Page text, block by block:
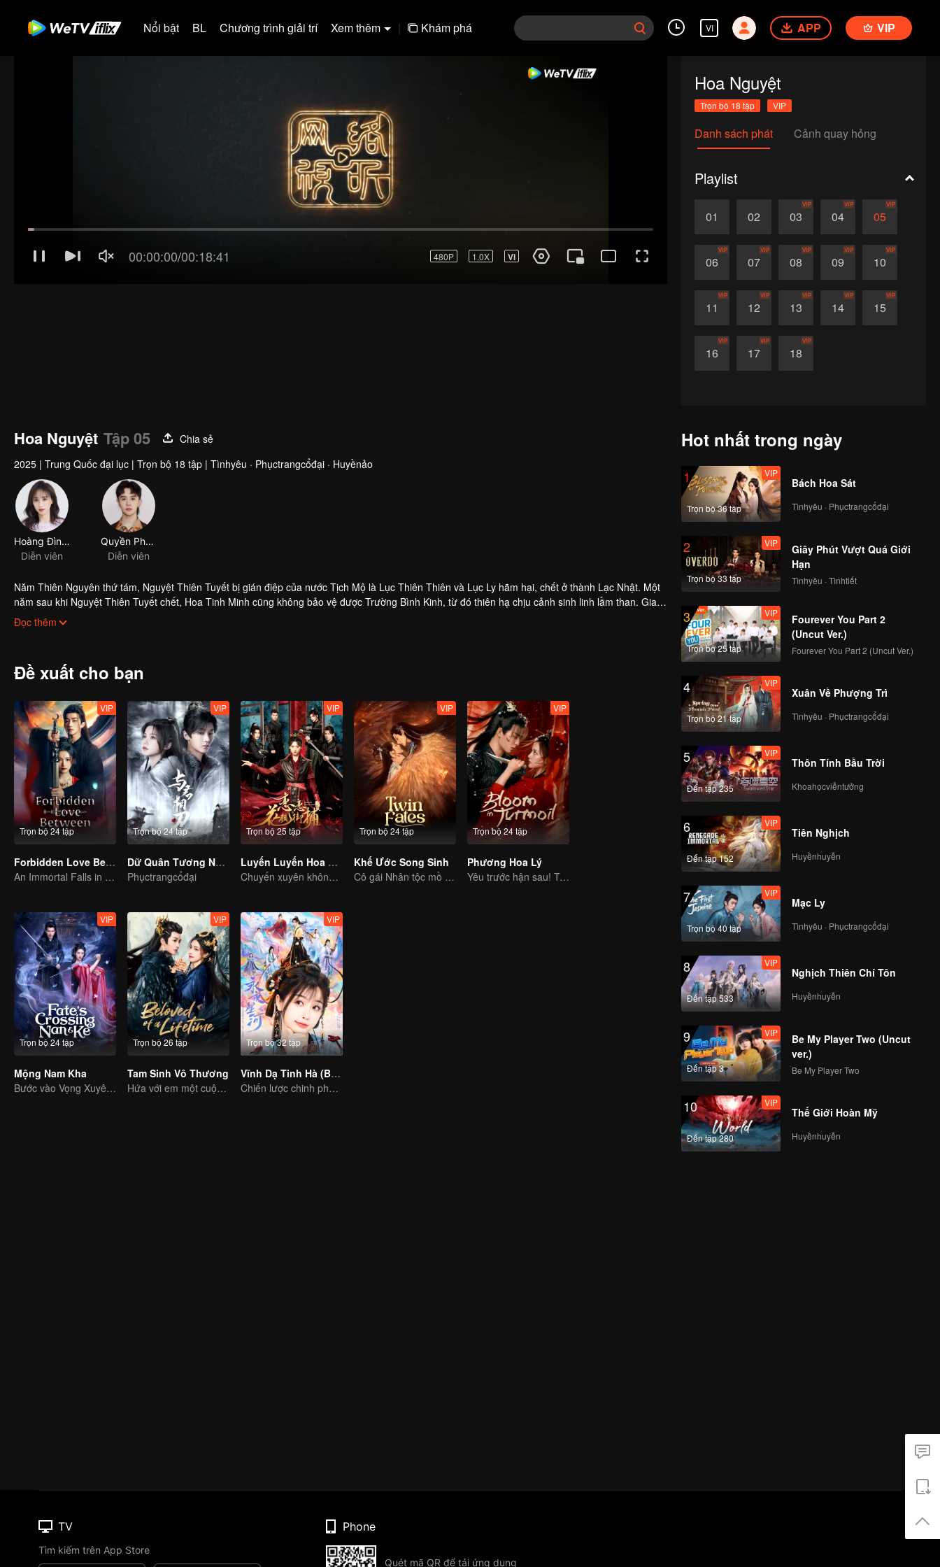
Nổi bật BL Chương trình giải trí Xem thêm | Khám phá VI APP VIP
Hoa Nguyệt
Trọn bộ 18 tập VIP
Danh sách phát Cảnh quay hỏng
Playlist
01 02 03
VIP
04
VIP
05
VIP
06
VIP
07
VIP
08
VIP
09
VIP
10
VIP
11
VIP
12
VIP
13
VIP
14
VIP
15
VIP
16
VIP
17
VIP
18
VIP
Hoa Nguyệt Tập 05
Chia sẻ
2025 | Trung Quốc đại lục | Trọn bộ 18 tập | Tìnhyêu · Phụctrangcổđại · Huyềnảo
Hoàng Đình Đình
Diễn viên
Quyền Phái Luân
Diễn viên
Năm Thiên Nguyên thứ tám, Nguyệt Thiên Tuyết bị gián điệp của nước Tịch Mộ là Lục Thiên Thiên và Lục Ly hãm hại, chết ở thành Lạc Nhật. Một
năm sau khi Nguyệt Thiên Tuyết chết, Hoa Tinh Minh cũng không bảo vệ được Trường Bình Kinh, từ đó thiên hạ chịu cảnh sinh linh lầm than. Gia
Cát Nhân Phong không đành lòng nhìn chúng sinh chịu kiếp nạn này nên đã dùng tuổi thọ của mình, lấy chuông Đông Hoàng làm vật kết nối đưa
hai người trở về năm Thiên Nguyên thứ sáu. Từ đó, vận mệnh cứu vớt chúng sinh của Nguyệt Thiên Tuyết và Hoa Tinh Minh đã gắn chặt với
Đọc thêm
Đề xuất cho bạn
Trọn bộ 24 tập
VIP
Forbidden Love Between
An Immortal Falls in Love With a Witch
Trọn bộ 24 tập
VIP
Dữ Quân Tương Nhẫn
Phụctrangcổđại
Trọn bộ 25 tập
VIP
Luyến Luyến Hoa Nhan Ngự Bổ
Chuyến xuyên không của cô gái theo đuổi bốn chàng đẹp trai
Trọn bộ 24 tập
VIP
Khế Ước Song Sinh
Cô gái Nhân tộc mồ côi hiến thân kết khế ước với thần thú.
Trọn bộ 24 tập
VIP
Phương Hoa Lý
Yêu trước hận sau! Tỷ muội cùng nhau báo thù
Trọn bộ 24 tập
VIP
Mộng Nam Kha
Bước vào Vọng Xuyên,tặng người giấc mơ
Trọn bộ 26 tập
VIP
Tam Sinh Vô Thương
Hứa với em một cuộc đời và cho anh ba cuộc đời
Trọn bộ 32 tập
VIP
Vĩnh Dạ Tinh Hà (Bản Tiếng Anh)
Chiến lược chinh phục kẻ nham hiểm, tâm lý bất ổn của thiếu nữ tinh nghịch
Hot nhất trong ngày
1
Trọn bộ 36 tập
VIP
Bách Hoa Sát
Tìnhyêu · Phụctrangcổđại
2
Trọn bộ 33 tập
VIP
Giây Phút Vượt Quá Giới
Hạn
Tìnhyêu · Tìnhtiết
3
Trọn bộ 25 tập
VIP
Fourever You Part 2
(Uncut Ver.)
Fourever You Part 2 (Uncut Ver.)
4
Trọn bộ 21 tập
VIP
Xuân Về Phượng Trì
Tìnhyêu · Phụctrangcổđại
5
Đến tập 235
VIP
Thôn Tính Bầu Trời
Khoahọcviễntưởng
6
Đến tập 152
VIP
Tiên Nghịch
Huyềnhuyễn
7
Trọn bộ 40 tập
VIP
Mạc Ly
Tìnhyêu · Phụctrangcổđại
8
Đến tập 533
VIP
Nghịch Thiên Chí Tôn
Huyềnhuyễn
9
Đến tập 3
VIP
Be My Player Two (Uncut
ver.)
Be My Player Two
10
Đến tập 280
VIP
Thế Giới Hoàn Mỹ
Huyềnhuyễn
TV
Tìm kiếm trên App Store
Phone
Quét mã QR để tải ứng dụng